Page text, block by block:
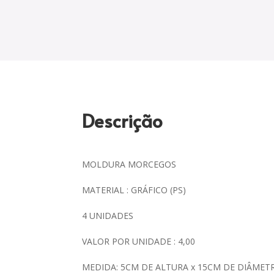
Descrição
MOLDURA MORCEGOS
MATERIAL : GRÁFICO (PS)
4 UNIDADES
VALOR POR UNIDADE : 4,00
MEDIDA: 5CM DE ALTURA x 15CM DE